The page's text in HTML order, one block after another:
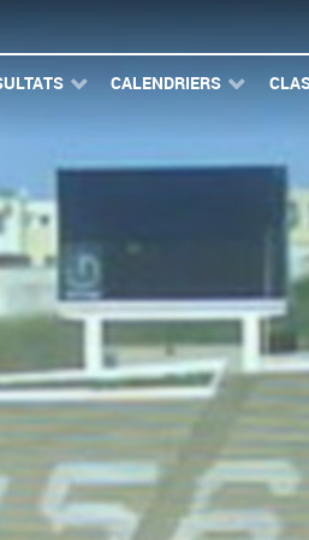
CALENDRIERS